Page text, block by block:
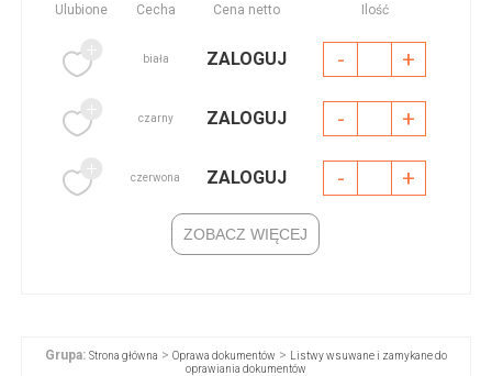
Ulubione Cecha Cena netto Ilość
biała ZALOGUJ - +
czarny ZALOGUJ - +
czerwona ZALOGUJ - +
ZOBACZ WIĘCEJ
Grupa: Strona główna > Oprawa dokumentów >
Listwy wsuwane i zamykane do
oprawiania dokumentów